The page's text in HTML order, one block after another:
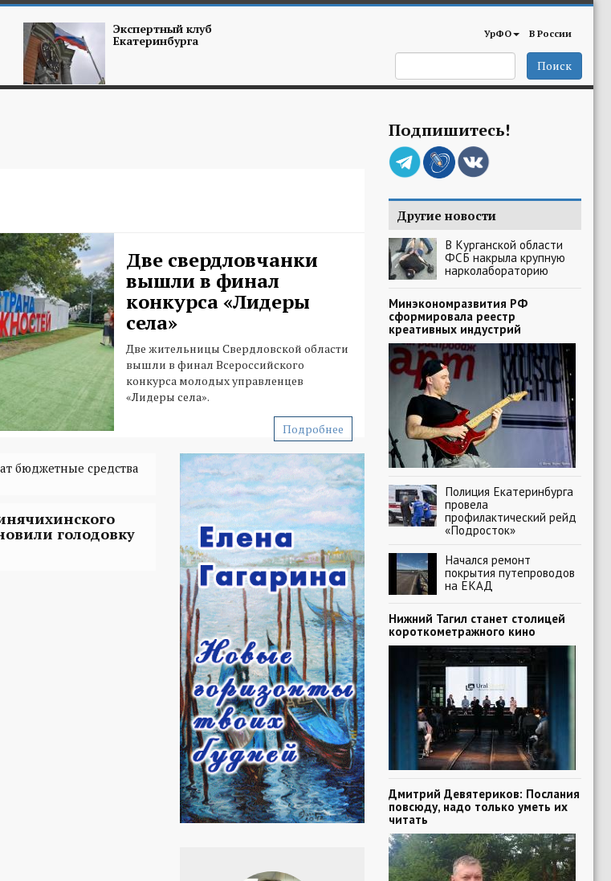
Экспертный клуб
Екатеринбурга УрФО В России
Поиск
Две свердловчанки
вышли в финал
конкурса «Лидеры
села»
Две жительницы Свердловской области
вышли в финал Всероссийского
конкурса молодых управленцев
«Лидеры села».
Подробнее
бюджетные средства
голодовку
Подпишитесь!
Другие новости
В Курганской области
ФСБ накрыла крупную
нарколабораторию
Минэкономразвития РФ
сформировала реестр
креативных индустрий
Полиция Екатеринбурга
провела
профилактический рейд
«Подросток»
Начался ремонт
покрытия путепроводов
на ЕКАД
Нижний Тагил станет столицей
короткометражного кино
Дмитрий Девятериков: Послания
повсюду, надо только уметь их
читать